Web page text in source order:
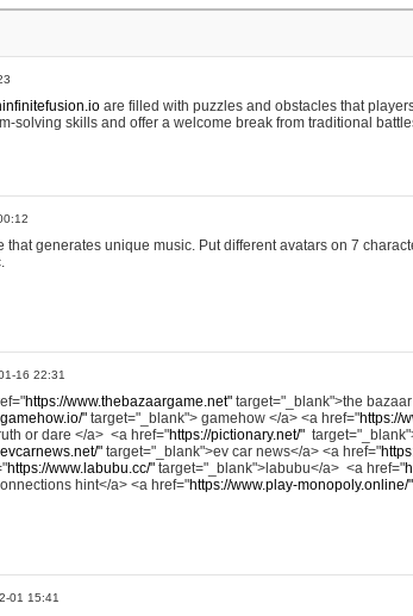
are filled with puzzles and obstacles that
solving skills and offer a welcome break from traditional
that generates unique music. Put different avatars on 7
16 22:31
https://www.thebazaargame.net" target="_blank">the
" target="_blank"> gamehow </a> <a href="https://
or dare </a> <a href="https://pictionary.net/"
" target="_blank">ev car news</a> <a href="
https://www.labubu.cc/" target="_blank">labubu</a> <a href="
hint</a> <a href="https://www.play-monopoly.online/"
01 15:41